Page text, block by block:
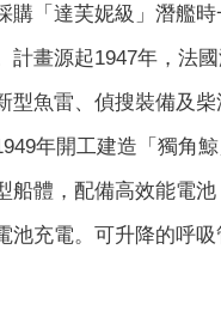
購「達芙妮級」潛艦
計畫源起1947年，法
魚雷、偵搜裝備及柴
年開工建造「獨角
船體，配備高效能電
池充電。可升降的呼